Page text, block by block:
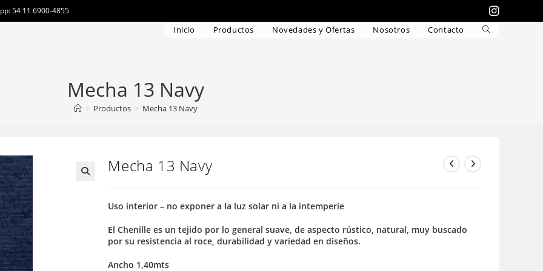
54 11 6900-4855
Inicio Productos Novedades y Ofertas Nosotros Contacto
Alternar
Mecha 13 Navy
> Productos > Mecha 13 Navy
Mecha 13 Navy
Uso interior – no exponer a la luz solar ni a la intemperie
El Chenille es un tejido por lo general suave, de aspecto rústico, natural, muy buscado
por su resistencia al roce, durabilidad y variedad en diseños.
Ancho 1,40mts